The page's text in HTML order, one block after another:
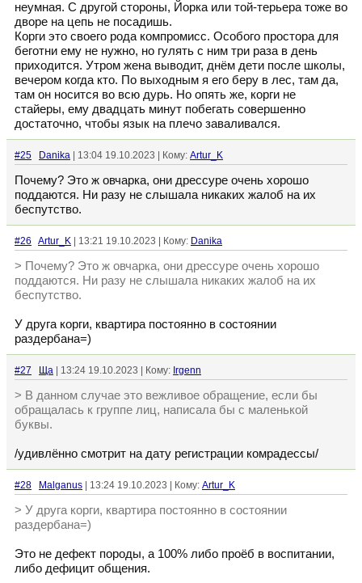
неумная. С другой стороны, Йорка или той-терьера тоже во
дворе на цепь не посадишь.
Корги это своего рода компромисс. Особого простора для
беготни ему не нужно, но гулять с ним три раза в день
приходится. Утром жена выводит, днём дети после школы,
вечером когда кто. По выходным я его беру в лес, там да,
там он носится во всю дурь. Но опять же, корги не
стайеры, ему двадцать минут побегать совершенно
достаточно, чтобы язык на плечо заваливался.
#25 Danika | 13:04 19.10.2023 | Кому: Artur_K
Почему? Это ж овчарка, они дрессуре очень хорошо
поддаются. Ни разу не слышала никаких жалоб на их
беспутство.
#26 Artur_K | 13:21 19.10.2023 | Кому: Danika
> Почему? Это ж овчарка, они дрессуре очень хорошо
поддаются. Ни разу не слышала никаких жалоб на их
беспутство.
У друга корги, квартира постоянно в состоянии
раздербана=)
#27 Ща | 13:24 19.10.2023 | Кому: Irgenn
> В данном случае это вежливое обращение, если бы
обращалась к группе лиц, написала бы с маленькой
буквы.
/удивлённо смотрит на дату регистрации комрадессы/
#28 Malganus | 13:24 19.10.2023 | Кому: Artur_K
> У друга корги, квартира постоянно в состоянии
раздербана=)
Это не дефект породы, а 100% либо проёб в воспитании,
либо дефицит общения.